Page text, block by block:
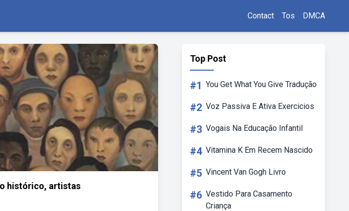
Contact Tos DMCA
histórico, artistas
Top Post
#1 You Get What You Give Tradução
#2 Voz Passiva E Ativa Exercicios
#3 Vogais Na Educação Infantil
#4 Vitamina K Em Recem Nascido
#5 Vincent Van Gogh Livro
#6 Vestido Para Casamento
Criança